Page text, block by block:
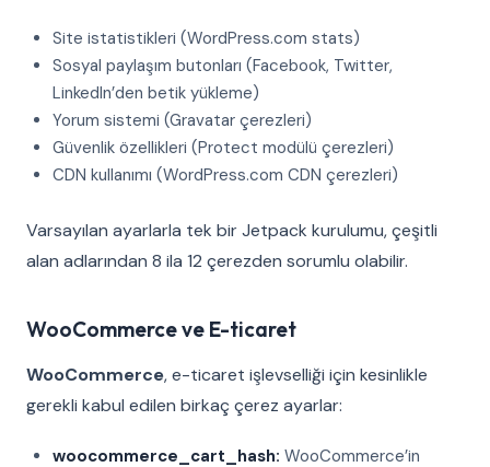
Site istatistikleri (WordPress.com stats)
Sosyal paylaşım butonları (Facebook, Twitter,
LinkedIn’den betik yükleme)
Yorum sistemi (Gravatar çerezleri)
Güvenlik özellikleri (Protect modülü çerezleri)
CDN kullanımı (WordPress.com CDN çerezleri)
Varsayılan ayarlarla tek bir Jetpack kurulumu, çeşitli
alan adlarından 8 ila 12 çerezden sorumlu olabilir.
WooCommerce ve E-ticaret
WooCommerce, e-ticaret işlevselliği için kesinlikle
gerekli kabul edilen birkaç çerez ayarlar:
woocommerce_cart_hash: WooCommerce’in